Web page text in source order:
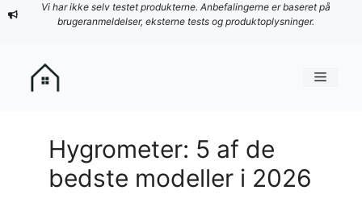
Hop
Vi har ikke selv testet produkterne. Anbefalingerne er baseret på
brugeranmeldelser, eksterne tests og produktoplysninger.
Menu
Hygrometer: 5 af de
bedste modeller i 2026